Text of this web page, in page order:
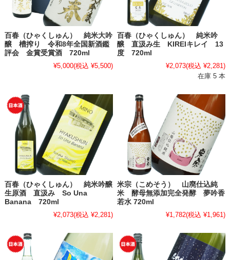
百春（ひゃくしゅん） 純米大吟
醸 槽搾り 令和8年全国新酒鑑
評会 金賞受賞酒 720ml
¥5,000(税込 ¥5,500)
百春（ひゃくしゅん） 純米吟
醸 直汲み生 KIREIキレイ 13
度 720ml
¥2,073(税込 ¥2,281)
在庫 5 本
百春（ひゃくしゅん） 純米吟醸
生原酒 直汲み So Una
Banana 720ml
¥2,073(税込 ¥2,281)
米宗（こめそう） 山廃仕込純
米 酵母無添加完全発酵 夢吟香
若水 720ml
¥1,782(税込 ¥1,961)